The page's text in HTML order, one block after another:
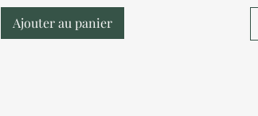
Ajouter au panier